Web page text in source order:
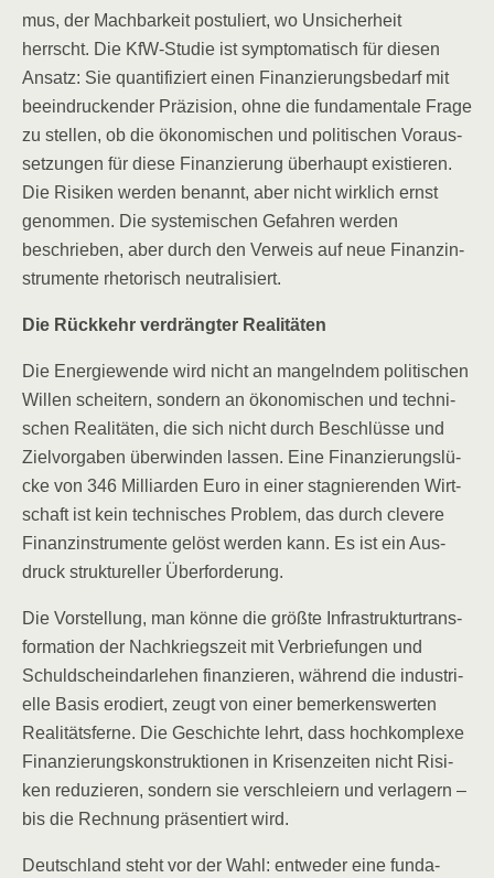
mus, der Mach­bar­keit pos­tu­liert, wo Unsi­cher­heit
herrscht. Die KfW-Stu­die ist sym­pto­ma­tisch für die­sen
Ansatz: Sie quan­ti­fi­ziert einen Finan­zie­rungs­be­darf mit
beein­dru­cken­der Prä­zi­si­on, ohne die fun­da­men­ta­le Fra­ge
zu stel­len, ob die öko­no­mi­schen und poli­ti­schen Vor­aus­
set­zun­gen für die­se Finan­zie­rung über­haupt exis­tie­ren.
Die Risi­ken wer­den benannt, aber nicht wirk­lich ernst
genom­men. Die sys­te­mi­schen Gefah­ren wer­den
beschrie­ben, aber durch den Ver­weis auf neue Finanz­in­
stru­men­te rhe­to­risch neutralisiert.
Die Rück­kehr ver­dräng­ter Realitäten
Die Ener­gie­wen­de wird nicht an man­geln­dem poli­ti­schen
Wil­len schei­tern, son­dern an öko­no­mi­schen und tech­ni­
schen Rea­li­tä­ten, die sich nicht durch Beschlüs­se und
Ziel­vor­ga­ben über­win­den las­sen. Eine Finan­zie­rungs­lü­
cke von 346 Mil­li­ar­den Euro in einer sta­gnie­ren­den Wirt­
schaft ist kein tech­ni­sches Pro­blem, das durch cle­ve­re
Finanz­in­stru­men­te gelöst wer­den kann. Es ist ein Aus­
druck struk­tu­rel­ler Überforderung.
Die Vor­stel­lung, man kön­ne die größ­te Infra­struk­tur­trans­
for­ma­ti­on der Nach­kriegs­zeit mit Ver­brie­fun­gen und
Schuld­schein­dar­le­hen finan­zie­ren, wäh­rend die indus­tri­
el­le Basis ero­diert, zeugt von einer bemer­kens­wer­ten
Rea­li­täts­fer­ne. Die Geschich­te lehrt, dass hoch­kom­ple­xe
Finan­zie­rungs­kon­struk­tio­nen in Kri­sen­zei­ten nicht Risi­
ken redu­zie­ren, son­dern sie ver­schlei­ern und ver­la­gern –
bis die Rech­nung prä­sen­tiert wird.
Deutsch­land steht vor der Wahl: ent­we­der eine fun­da­